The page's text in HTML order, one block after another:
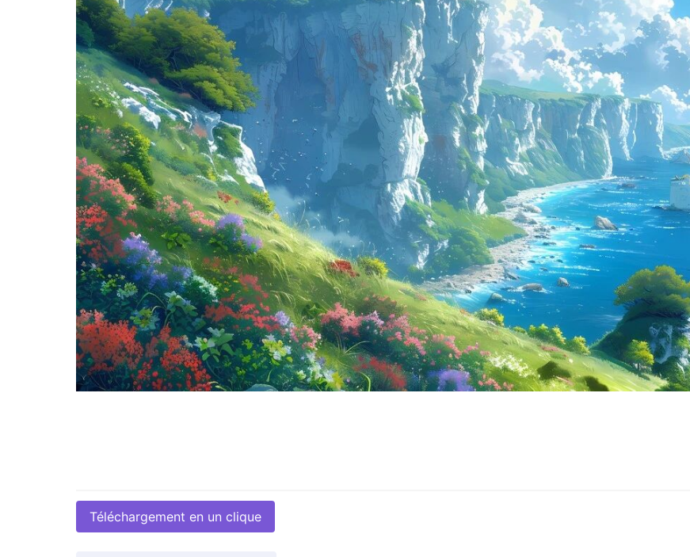
Téléchargement en un clique